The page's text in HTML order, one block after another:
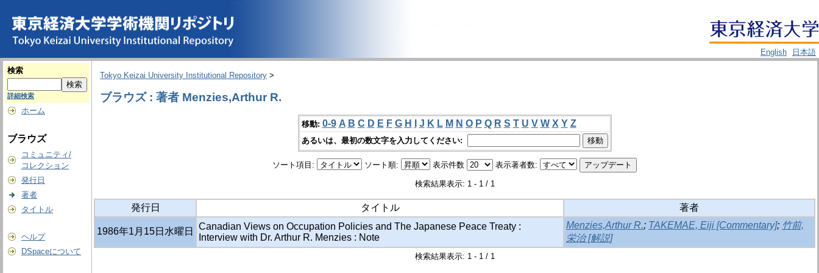
English
日本語
検索
詳細検索
ホーム
ブラウズ
コミュニティ/
コレクション
発行日
著者
タイトル
ヘルプ
DSpaceについて
Tokyo Keizai University Institutional Repository >
ブラウズ : 著者 Menzies,Arthur R.
移動: 0-9 A B C D E F G H J K L M N O P Q R S T U V W X Y Z
あるいは、最初の数文字を入力してください:
ソート項目: ソート順: 表示件数 表示著者数:
検索結果表示: 1 - 1 / 1
発行日 タイトル 著者
1986年1月15日水曜日
Canadian Views on Occupation Policies and The Japanese Peace Treaty :
Interview with Dr. Arthur R. Menzies : Note
Menzies,Arthur R.; TAKEMAE, Eiji [Commentary]; 竹前,
栄治 [解説]
検索結果表示: 1 - 1 / 1